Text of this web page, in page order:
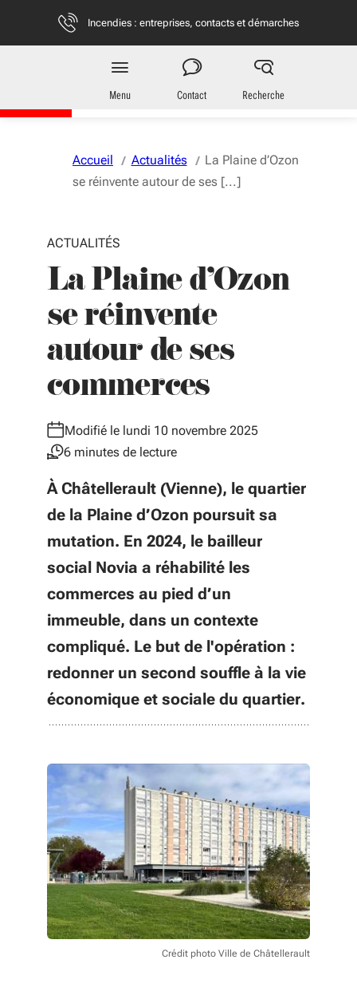
Vous naviguez en mode anonymisé,
Incendies : entreprises, contacts et démarches
Territoires
en Nouvelle-Aquitaine
Menu Contact Recherche
Accueil Actualités
La Plaine d’Ozon
se réinvente autour de ses [...]
ACTUALITÉS
La Plaine d’Ozon
se réinvente
autour de ses
commerces
Modifié le lundi 10 novembre 2025
6 minutes de lecture
À Châtellerault (Vienne), le quartier
de la Plaine d’Ozon poursuit sa
mutation. En 2024, le bailleur
social Novia a réhabilité les
commerces au pied d’un
immeuble, dans un contexte
compliqué. Le but de l'opération :
redonner un second souffle à la vie
économique et sociale du quartier.
Crédit photo Ville de Châtellerault